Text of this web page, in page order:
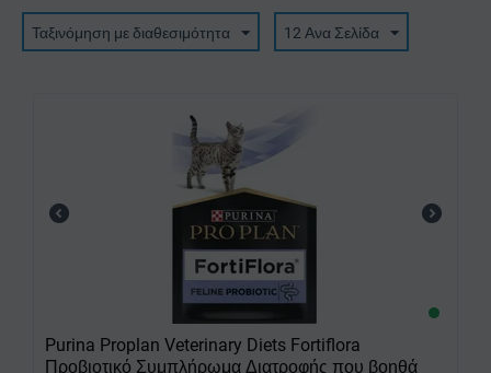
Ταξινόμηση με διαθεσιμότητα 12 Ανα Σελίδα
Purina Proplan Veterinary Diets Fortiflora
Προβιοτικό Συμπλήρωμα Διατροφής που βοηθά